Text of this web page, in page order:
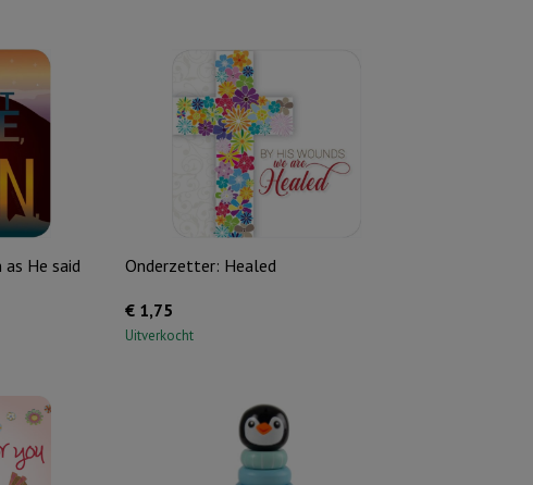
He said Onderzetter: Healed
€1,75
Uitverkocht